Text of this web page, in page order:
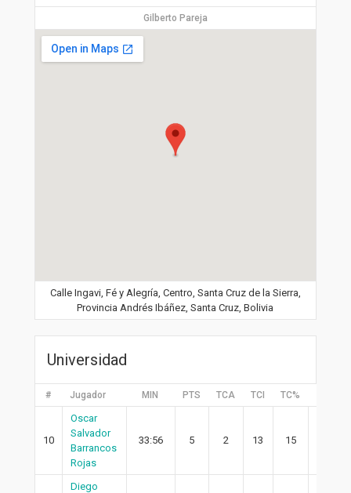
Gilberto Pareja
Calle Ingavi, Fé y Alegría, Centro, Santa Cruz de la Sierra,
Provincia Andrés Ibáñez, Santa Cruz, Bolivia
Universidad
# Jugador MIN PTS TCA TCI TC%
10
Oscar
Salvador
Barrancos
Rojas
33:56 5 2 13 15
Diego